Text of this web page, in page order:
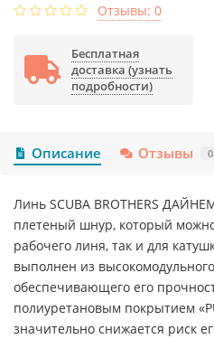
Отзывы: 0
Бесплатная
доставка (узнать
подробности)
Описание Отзывы 0
Линь SCUBA BROTHERS
плетеный шнур, который
рабочего линя, так и для
выполнен из
обеспечивающего его
полиуретановым покрытием
значительно снижается риск